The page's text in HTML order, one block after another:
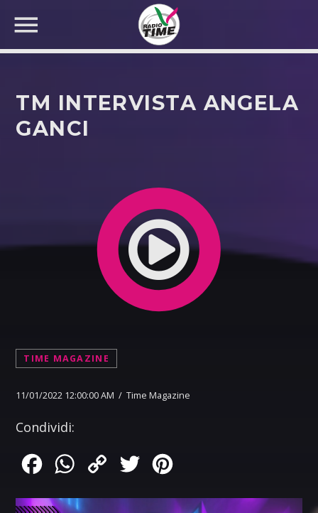
TM INTERVISTA ANGELA
GANCI
TIME MAGAZINE
11/01/2022 12:00:00 AM / Time Magazine
Condividi:
FacebookWhatsApp
Copy
Twitter